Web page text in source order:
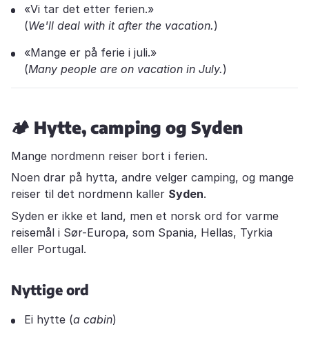
«Vi tar det etter ferien.»
(We'll deal with it after the vacation.)
«Mange er på ferie i juli.»
(Many people are on vacation in July.)
🏕️ Hytte, camping og Syden
Mange nordmenn reiser bort i ferien.
Noen drar på hytta, andre velger camping, og mange
reiser til det nordmenn kaller Syden.
Syden er ikke et land, men et norsk ord for varme
reisemål i Sør-Europa, som Spania, Hellas, Tyrkia
eller Portugal.
Nyttige ord
Ei hytte (a cabin)